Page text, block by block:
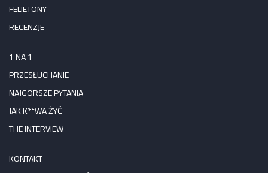
FELIETONY
RECENZJE
1 NA 1
PRZESŁUCHANIE
NAJGORSZE PYTANIA
JAK K**WA ŻYĆ
THE INTERVIEW
KONTAKT